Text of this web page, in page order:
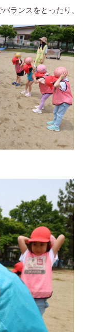
ランスをとったり、